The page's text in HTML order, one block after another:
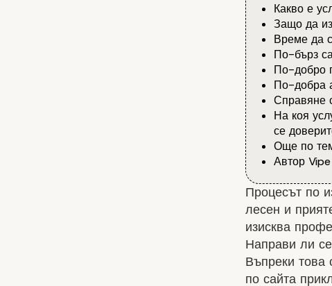
Какво е
Защо да
Време да
По-бърз
По-добро
По-добра
Справяне
На коя
се
Още по
Автор
Процесът по
лесен и
изисква
Направи ли се
Въпреки това
по сайта